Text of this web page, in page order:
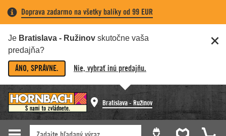
Doprava zadarmo na všetky balíky od 99 EUR
Je Bratislava - Ružinov skutočne vaša
predajňa?
ÁNO, SPRÁVNE. Nie, vybrať inú predajňu.
Bratislava - Ružinov